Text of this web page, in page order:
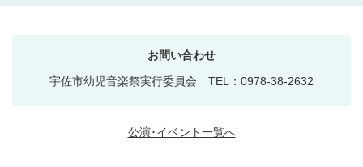
お問い合わせ
宇佐市幼児音楽祭実行委員会 TEL：0978-38-2632
公演･イベント一覧へ